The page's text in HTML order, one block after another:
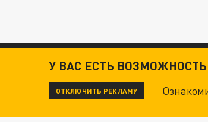
У ВАС ЕСТЬ
ОТКЛЮЧИТЬ РЕКЛАМУ